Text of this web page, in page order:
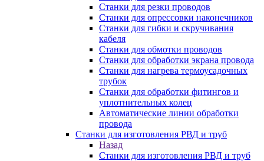
Станки для резки проводов
Станки для опрессовки наконечников
Станки для гибки и скручивания
кабеля
Станки для обмотки проводов
Станки для обработки экрана провода
Станки для нагрева термоусадочных
трубок
Станки для обработки фитингов и
уплотнительных колец
Автоматические линии обработки
провода
Станки для изготовления РВД и труб
Назад
Станки для изготовления РВД и труб